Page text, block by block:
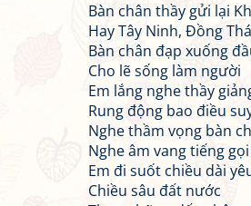
Bàn chân thầy gửi lại
Hay Tây Ninh, Đồng
Bàn chân đạp xuống
Cho lẽ sống làm người
Em lắng nghe thầy
Rung động bao điều
Nghe thầm vọng bàn
Nghe âm vang tiếng
Em đi suốt chiều dài
Chiều sâu đất nước